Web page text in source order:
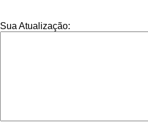
Sua Atualização: